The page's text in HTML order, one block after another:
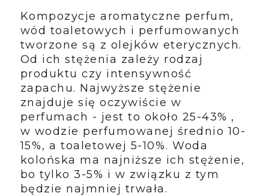
Kompozycje aromatyczne perfum,
wód toaletowych i perfumowanych
tworzone są z olejków eterycznych.
Od ich stężenia zależy rodzaj
produktu czy intensywność
zapachu. Najwyższe stężenie
znajduje się oczywiście w
perfumach - jest to około 25-43% ,
w wodzie perfumowanej średnio 10-
15%, a toaletowej 5-10%. Woda
kolońska ma najniższe ich stężenie,
bo tylko 3-5% i w związku z tym
będzie najmniej trwała.